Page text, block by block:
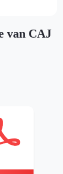
van CAJ